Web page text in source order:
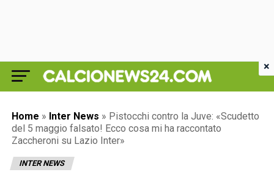
Home » Inter News » Pistocchi contro la Juve: «Scudetto
del 5 maggio falsato! Ecco cosa mi ha raccontato
Zaccheroni su Lazio Inter»
INTER NEWS
×